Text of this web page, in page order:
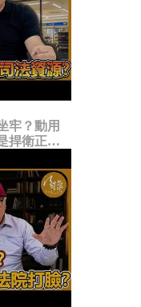
牢？動用
捍衛正義